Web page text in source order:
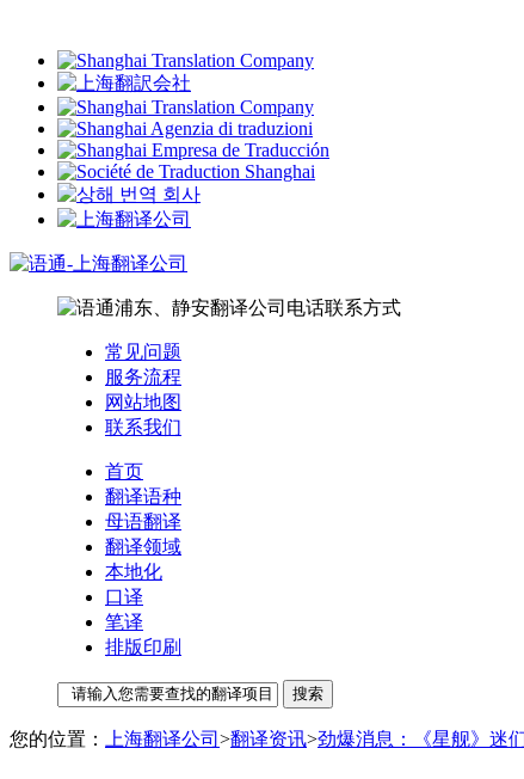
常见问题
服务流程
网站地图
联系我们
首页
翻译语种
母语翻译
翻译领域
本地化
口译
笔译
排版印刷
您的位置： 上海翻译公司 >翻译资讯>劲爆消息：《星舰》迷